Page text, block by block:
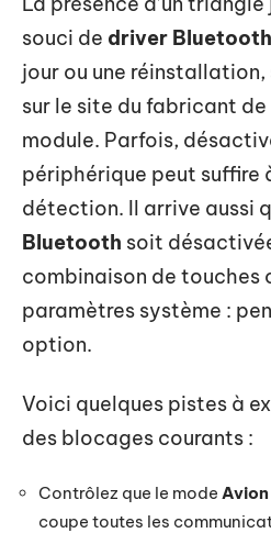
souci de driver Bluetooth
jour ou une
sur le site du fabricant de
module. Parfois,
périphérique peut suffire
détection. Il arrive aussi
Bluetooth soit
combinaison de touches
paramètres système :
option.
Voici quelques pistes à
des blocages courants :
Contrôlez que le mode Avion
coupe toutes les